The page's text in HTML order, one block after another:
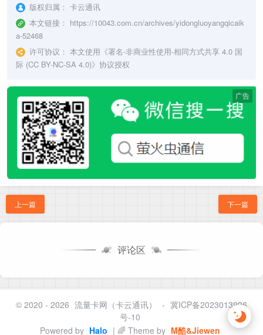
版权归属： 卡云通讯
本文链接： https://10043.com.cn/archives/yidongluoyangqicaik
a-52468
许可协议： 本文使用《署名-非商业性使用-相同方式共享 4.0 国
际 (CC BY-NC-SA 4.0)》协议授权
广告
上一篇 下一篇
评论区
© 2020 - 2026 流量卡网（卡云通讯） - 冀ICP备2023013996
号-10
Powered by Halo | 🌈 Theme by M酷&Jiewen